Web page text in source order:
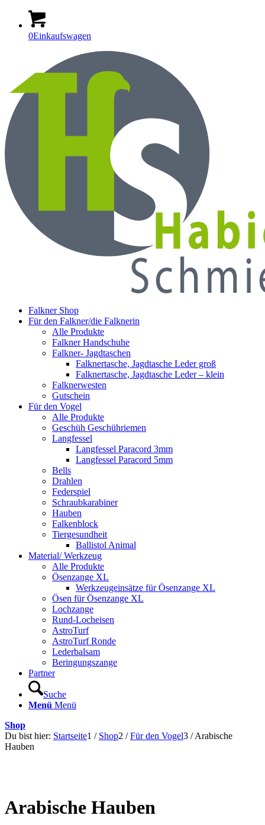
0Einkaufswagen
Falkner Shop
Für den Falkner/die Falknerin
Alle Produkte
Falkner Handschuhe
Falkner- Jagdtaschen
Falknertasche, Jagdtasche Leder groß
Falknertasche, Jagdtasche Leder – klein
Falknerwesten
Gutschein
Für den Vogel
Alle Produkte
Geschüh Geschühriemen
Langfessel
Langfessel Paracord 3mm
Langfessel Paracord 5mm
Bells
Drahlen
Federspiel
Schraubkarabiner
Hauben
Falkenblock
Tiergesundheit
Ballistol Animal
Material/ Werkzeug
Alle Produkte
Ösenzange XL
Werkzeugeinsätze für Ösenzange XL
Ösen für Ösenzange XL
Lochzange
Rund-Locheisen
AstroTurf
AstroTurf Ronde
Lederbalsam
Beringungszange
Partner
Suche
Menü Menü
Shop
Du bist hier: Startseite1 / Shop2 / Für den Vogel3 / Arabische
Hauben
Arabische Hauben